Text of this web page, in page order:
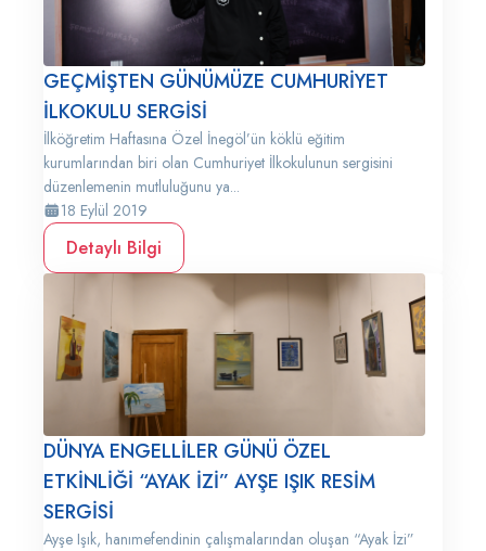
GEÇMİŞTEN GÜNÜMÜZE CUMHURİYET
İLKOKULU SERGİSİ
İlköğretim Haftasına Özel İnegöl’ün köklü eğitim
kurumlarından biri olan Cumhuriyet İlkokulunun sergisini
düzenlemenin mutluluğunu ya...
18 Eylül 2019
Detaylı Bilgi
DÜNYA ENGELLİLER GÜNÜ ÖZEL
ETKİNLİĞİ “AYAK İZİ” AYŞE IŞIK RESİM
SERGİSİ
Ayşe Işık, hanımefendinin çalışmalarından oluşan “Ayak İzi”